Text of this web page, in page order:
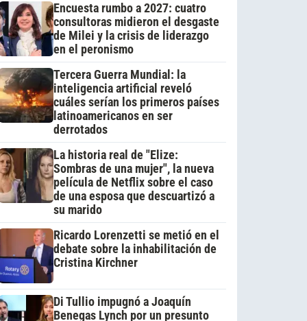
Encuesta rumbo a 2027: cuatro
consultoras midieron el desgaste
de Milei y la crisis de liderazgo
en el peronismo
Tercera Guerra Mundial: la
inteligencia artificial reveló
cuáles serían los primeros países
latinoamericanos en ser
derrotados
La historia real de "Elize:
Sombras de una mujer", la nueva
película de Netflix sobre el caso
de una esposa que descuartizó a
su marido
Ricardo Lorenzetti se metió en el
debate sobre la inhabilitación de
Cristina Kirchner
Di Tullio impugnó a Joaquín
Benegas Lynch por un presunto